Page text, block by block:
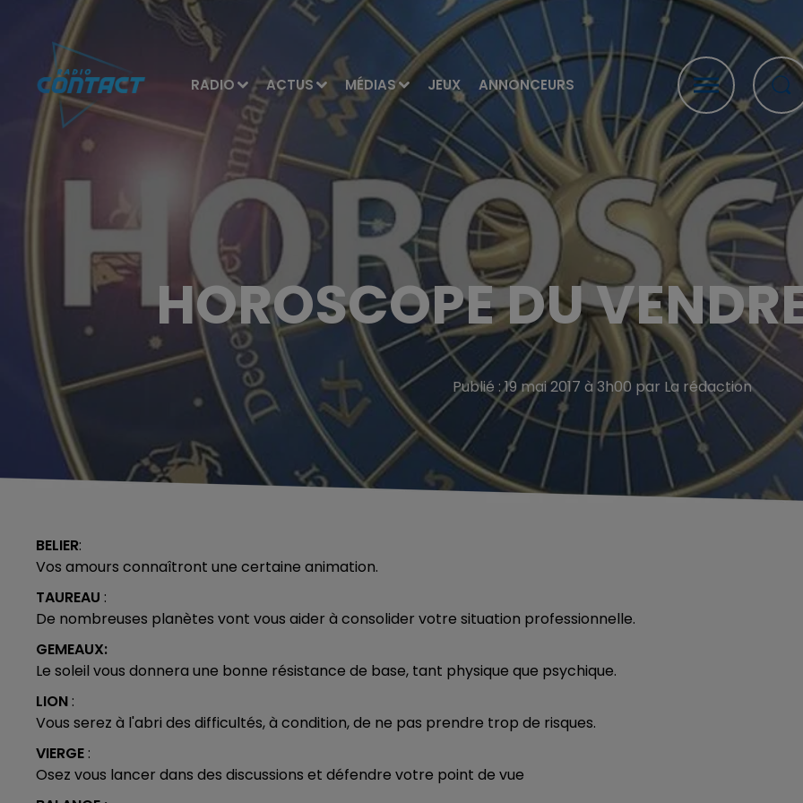
RADIO ACTUS MÉDIAS JEUX ANNONCEURS
HOROSCOPE DU
Publié : 19 mai 2017 à 3h00 par La rédaction
BELIER:
Vos amours connaîtront une certaine animation.
TAUREAU :
De nombreuses planètes vont vous aider à consolider votre situation professionnelle.
GEMEAUX:
Le soleil vous donnera une bonne résistance de base, tant physique que psychique.
LION :
Vous serez à l'abri des difficultés, à condition, de ne pas prendre trop de risques.
VIERGE :
Osez vous lancer dans des discussions et défendre votre point de vue